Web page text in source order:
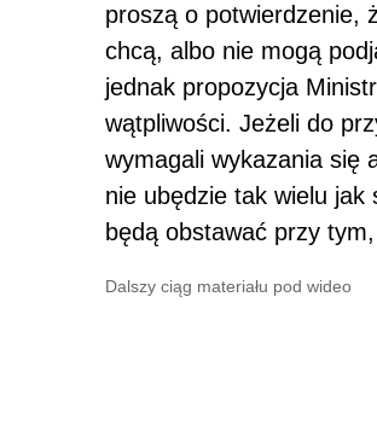
proszą o potwierdzenie,
chcą, albo nie mogą
jednak propozycja
wątpliwości. Jeżeli do
wymagali wykazania się
nie ubędzie tak wielu jak
będą obstawać przy
Dalszy ciąg materiału pod wideo